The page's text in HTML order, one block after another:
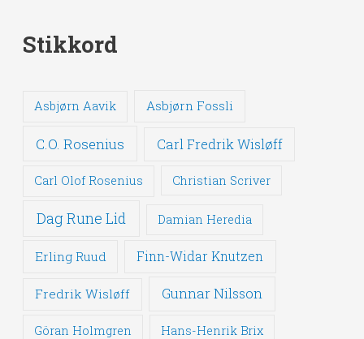
Stikkord
Asbjørn Aavik Asbjørn Fossli
C.O. Rosenius Carl Fredrik Wisløff
Carl Olof Rosenius Christian Scriver
Dag Rune Lid Damian Heredia
Erling Ruud Finn-Widar Knutzen
Fredrik Wisløff Gunnar Nilsson
Göran Holmgren Hans-Henrik Brix